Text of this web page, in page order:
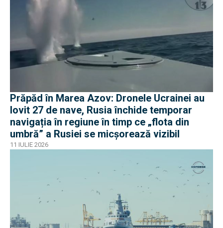
Prăpăd în Marea Azov: Dronele Ucrainei au
lovit 27 de nave, Rusia închide temporar
navigația în regiune în timp ce „flota din
umbră” a Rusiei se micșorează vizibil
11 IULIE 2026